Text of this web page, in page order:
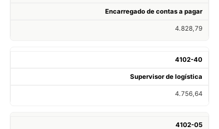
Encarregado de contas a pagar
4.828,79
4102-40
Supervisor de logística
4.756,64
4102-05